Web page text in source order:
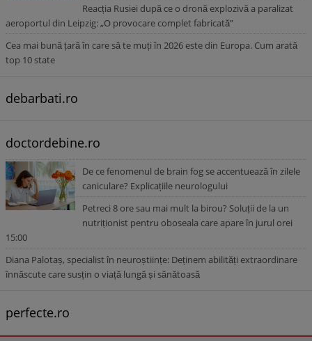
Reacția Rusiei după ce o dronă explozivă a paralizat
aeroportul din Leipzig: „O provocare complet fabricată”
Cea mai bună țară în care să te muți în 2026 este din Europa. Cum arată
top 10 state
debarbati.ro
doctordebine.ro
De ce fenomenul de brain fog se accentuează în zilele
caniculare? Explicațiile neurologului
Petreci 8 ore sau mai mult la birou? Soluții de la un
nutriționist pentru oboseala care apare în jurul orei
15:00
Diana Palotaș, specialist în neuroștiințe: Deținem abilități extraordinare
înnăscute care susțin o viață lungă și sănătoasă
perfecte.ro